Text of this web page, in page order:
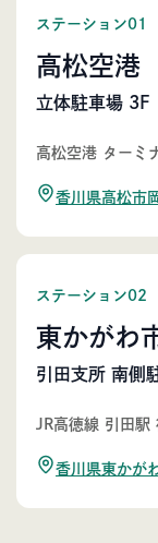
ステーション01
高松空港
立体駐車場 3F
高松空港 ターミ
香川県高松市
ステーション02
東かがわ
引田支所 南側
JR高徳線 引田駅
香川県東かが